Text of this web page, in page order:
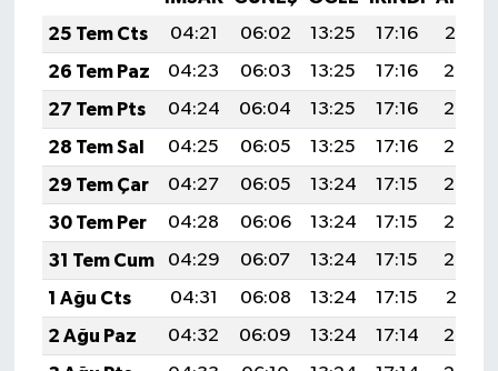
25 Tem Cts
04:21 06:02 13:25 17:16
20:37
26 Tem Paz
04:23 06:03 13:25 17:16
20:36
27 Tem Pts
04:24 06:04 13:25 17:16
20:35
28 Tem Sal
04:25 06:05 13:25 17:16
20:34
29 Tem Çar
04:27 06:05 13:24 17:15
20:34
30 Tem Per
04:28 06:06 13:24 17:15
20:33
31 Tem Cum
04:29 06:07 13:24 17:15
20:32
1 Ağu Cts
04:31 06:08 13:24 17:15
20:31
2 Ağu Paz
04:32 06:09 13:24 17:14
20:30